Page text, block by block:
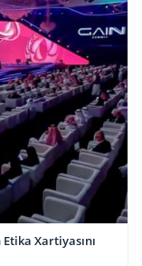
Xartiyasını